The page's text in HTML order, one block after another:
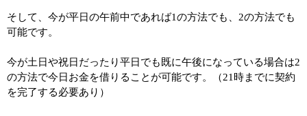
そして、今が平日の午前中であれば1の方法でも、2の方法でも
可能です。
今が土日や祝日だったり平日でも既に午後になっている場合は2
の方法で今日お金を借りることが可能です。（21時までに契約
を完了する必要あり）